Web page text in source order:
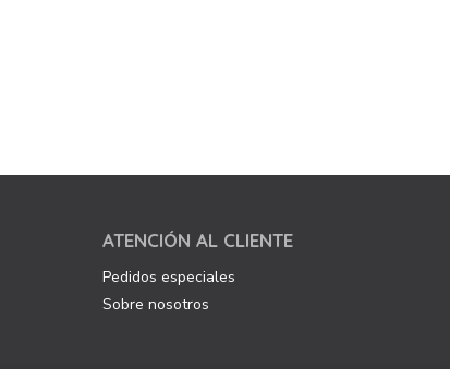
ATENCIÓN AL CLIENTE
Pedidos especiales
Sobre nosotros